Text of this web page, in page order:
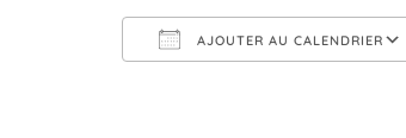
AJOUTER AU CALENDRIER